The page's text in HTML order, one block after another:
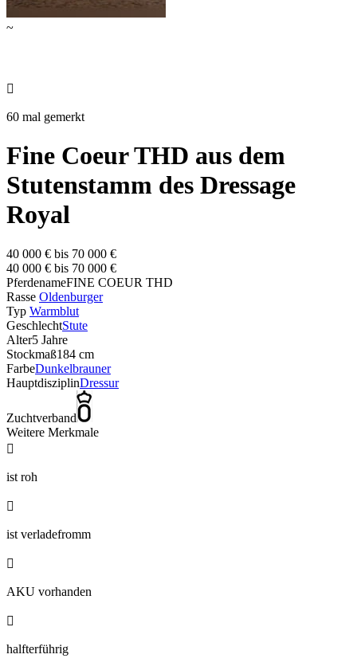
~

60 mal gemerkt
Fine Coeur THD aus dem
Stutenstamm des Dressage
Royal
40 000 € bis 70 000 €
40 000 € bis 70 000 €
PferdenameFINE COEUR THD
Rasse Oldenburger
Typ Warmblut
GeschlechtStute
Alter5 Jahre
Stockmaß184 cm
FarbeDunkelbrauner
HauptdisziplinDressur
Zuchtverband
Weitere Merkmale

ist roh

ist verladefromm

AKU vorhanden

halfterführig